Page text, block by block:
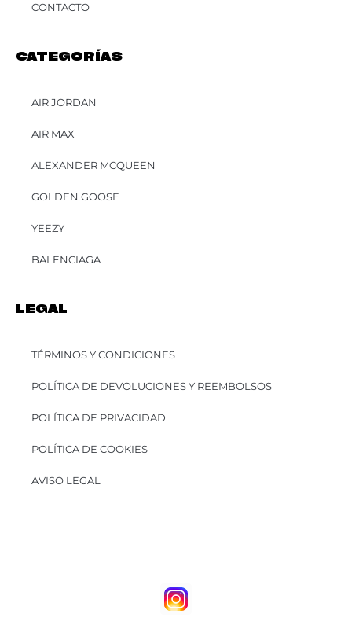
CONTACTO
CATEGORÍAS
AIR JORDAN
AIR MAX
ALEXANDER MCQUEEN
GOLDEN GOOSE
YEEZY
BALENCIAGA
LEGAL
TÉRMINOS Y CONDICIONES
POLÍTICA DE DEVOLUCIONES Y REEMBOLSOS
POLÍTICA DE PRIVACIDAD
POLÍTICA DE COOKIES
AVISO LEGAL